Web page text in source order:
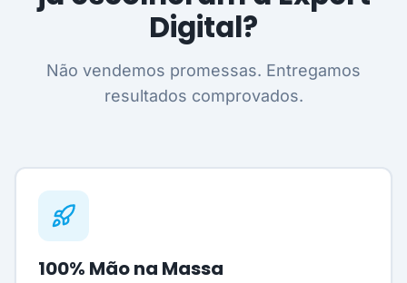
Digital?
Não vendemos promessas. Entregamos
resultados comprovados.
100% Mão na Massa